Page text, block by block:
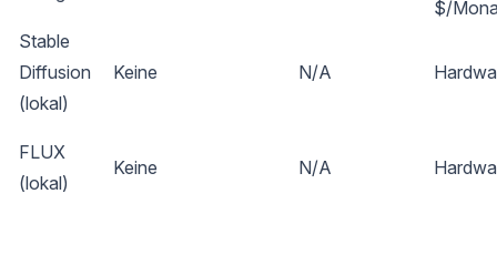
$/
Stable
Diffusion
(lokal)
Keine N/A
FLUX
(lokal)
Keine N/A